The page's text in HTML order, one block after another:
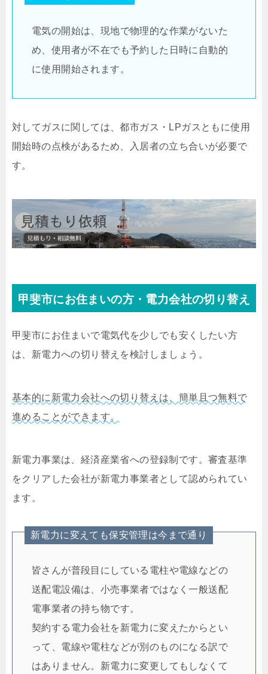
電気の開始は、現地で物理的な作業がないた
め、使用者が不在でも予約した日時に自動的
に使用開始されます。
対してガスに関しては、都市ガス・LPガスともに使用
開始時の点検があるため、入居者の立ち合いが必要で
す。
甲斐市にお住まいの方・電力会社の切り替え
甲斐市にお住まいで電気代を少しでも安くしたい方
は、新電力への切り替えを検討しましょう。
基本的に新電力会社への切り替えは、簡単且つ無料で
進めることができます。
新電力事業は、経済産業省への登録制です。審査基準
をクリアした会社が新電力事業者として認められてい
ます。
新電力に変えても保安管理は今まで通り
皆さんが普段目にしている電柱や電線などの
送配電設備は、小売事業者ではなく一般送配
電事業者の持ち物です。
契約する電力会社を新電力に変えたからとい
って、電線や電柱などが別のものになる訳で
はありません。新電力に変更してもしなくて